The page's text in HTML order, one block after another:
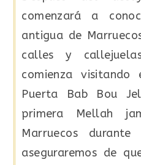
comenzará a
antigua de
calles y
comienza
Puerta Bab Bou
primera Mellah
Marruecos
aseguraremos de